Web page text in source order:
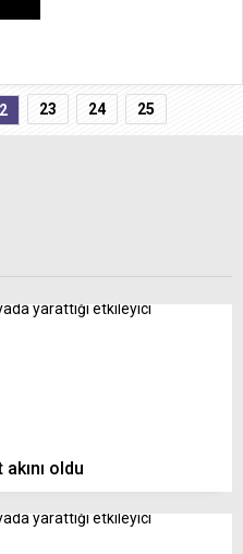
23 24 25
oldu